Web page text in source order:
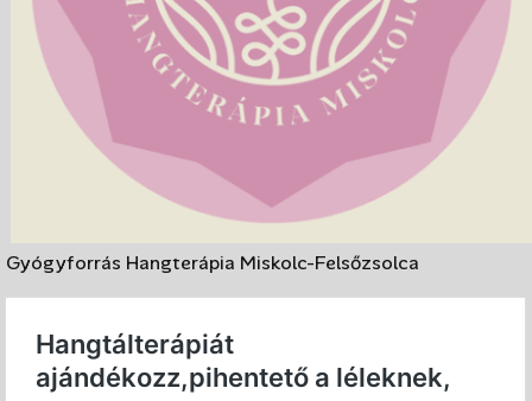
Gyógyforrás Hangterápia Miskolc-Felsőzsolca